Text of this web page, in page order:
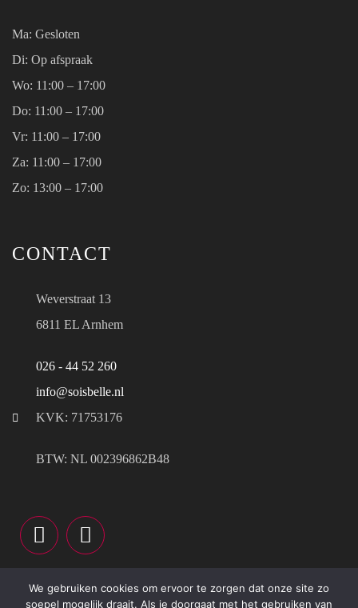
Ma: Gesloten
Di: Op afspraak
Wo: 11:00 – 17:00
Do: 11:00 – 17:00
Vr: 11:00 – 17:00
Za: 11:00 – 17:00
Zo: 13:00 – 17:00
CONTACT
Weverstraat 13
6811 EL Arnhem
026 - 44 52 260
info@soisbelle.nl
KVK: 71753176
BTW: NL 002396862B48
Sitemap
Privacy
We gebruiken cookies om ervoor te zorgen dat onze site zo
soepel mogelijk draait. Als je doorgaat met het gebruiken van